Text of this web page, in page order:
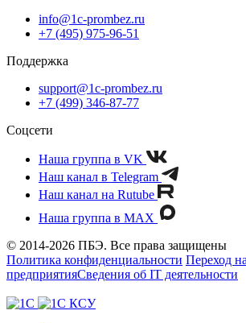
info@1c-prombez.ru
+7 (495) 975-96-51
Поддержка
support@1c-prombez.ru
+7 (499) 346-87-77
Соцсети
Наша группа в VK
Наш канал в Telegram
Наш канал на Rutube
Наша группа в MAX
© 2014-2026 ПБЭ. Все права защищены
Политика конфиденциальности Переход
предприятияСведения об IT деятельности